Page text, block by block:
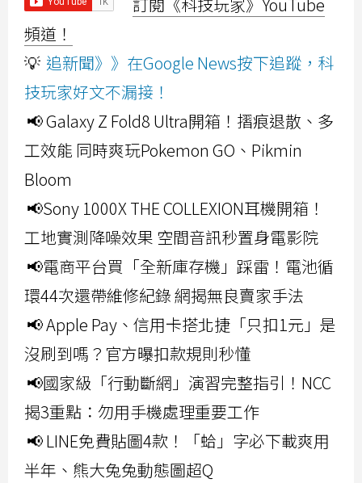
訂閱《科技玩家》YouTube
頻道！
💡 追新聞》》在Google News按下追蹤，科
技玩家好文不漏接！
📢 Galaxy Z Fold8 Ultra開箱！摺痕退散、多
工效能 同時爽玩Pokemon GO、Pikmin
Bloom
📢Sony 1000X THE COLLEXION耳機開箱！
工地實測降噪效果 空間音訊秒置身電影院
📢電商平台買「全新庫存機」踩雷！電池循
環44次還帶維修紀錄 網揭無良賣家手法
📢 Apple Pay、信用卡搭北捷「只扣1元」是
沒刷到嗎？官方曝扣款規則秒懂
📢國家級「行動斷網」演習完整指引！NCC
揭3重點：勿用手機處理重要工作
📢 LINE免費貼圖4款！「蛤」字必下載爽用
半年、熊大兔兔動態圖超Q